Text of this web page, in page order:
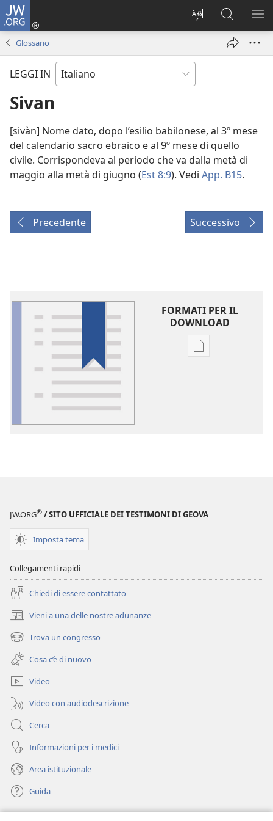
JW.ORG
Modificare
Accedi
(apre
finestra)
Cerca
in
JW.ORG
Glossario
LEGGI IN
Sivan
[sivàn] Nome dato, dopo l’esilio babilonese, al 3º mese
del calendario sacro ebraico e al 9º mese di quello
civile. Corrispondeva al periodo che va dalla metà di
maggio alla metà di giugno (Est 8:9). Vedi App. B15.
Precedente Successivo
FORMATI PER IL
DOWNLOAD
Opzioni
JW.ORG® / SITO UFFICIALE DEI TESTIMONI DI GEOVA
Imposta tema
Collegamenti rapidi
Chiedi di essere contattato
Vieni a una delle nostre adunanze
(apre
una
nuova
finestra)
Trova un congresso
(apre
una
nuova
finestra)
Cosa c’è di nuovo
Video
Video con audiodescrizione
Cerca
Informazioni per i medici
Area istituzionale
Guida